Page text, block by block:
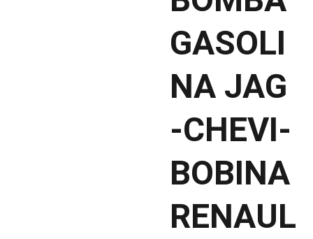
GASOLI
NA JAG
-CHEVI-
BOBINA
RENAUL